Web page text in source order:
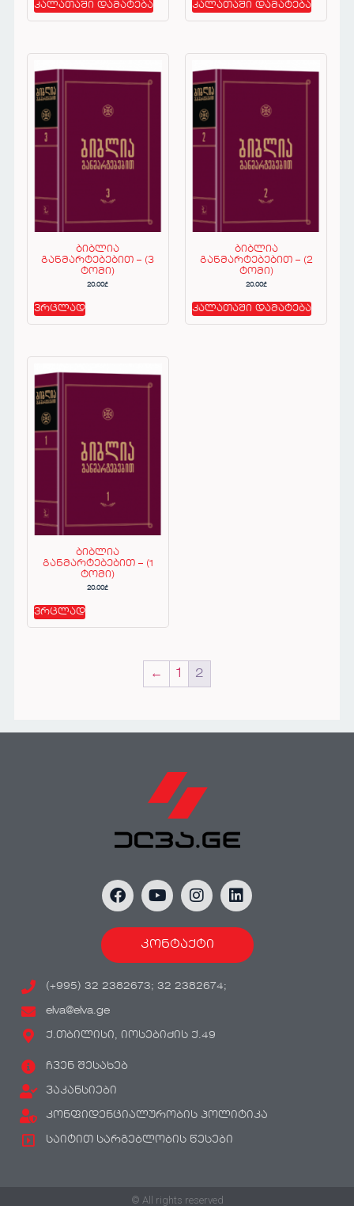
კალათაში დამატება კალათაში დამატება
ბიბლია
განმარტებებით – (3
ტომი)
20.00₾
ვრცლად
ბიბლია
განმარტებებით – (2
ტომი)
20.00₾
კალათაში დამატება
ბიბლია
განმარტებებით – (1
ტომი)
20.00₾
ვრცლად
← 1 2
კონტაქტი
(+995) 32 2382673; 32 2382674;
elva@elva.ge
ქ.თბილისი, იოსებიძის ქ.49
ჩვენ შესახებ
ვაკანსიები
კონფიდენციალურობის პოლიტიკა
საიტით სარგებლობის წესები
© All rights reserved